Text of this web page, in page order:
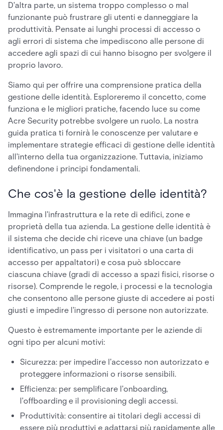
D'altra parte, un sistema troppo complesso o mal
funzionante può frustrare gli utenti e danneggiare la
produttività. Pensate ai lunghi processi di accesso o
agli errori di sistema che impediscono alle persone di
accedere agli spazi di cui hanno bisogno per svolgere il
proprio lavoro.
Siamo qui per offrire una comprensione pratica della
gestione delle identità. Esploreremo il concetto, come
funziona e le migliori pratiche, facendo luce su come
Acre Security potrebbe svolgere un ruolo. La nostra
guida pratica ti fornirà le conoscenze per valutare e
implementare strategie efficaci di gestione delle identità
all'interno della tua organizzazione. Tuttavia, iniziamo
definendone i principi fondamentali.
Che cos'è la gestione delle identità?
Immagina l'infrastruttura e la rete di edifici, zone e
proprietà della tua azienda. La gestione delle identità è
il sistema che decide chi riceve una chiave (un badge
identificativo, un pass per i visitatori o una carta di
accesso per appaltatori) e cosa può sbloccare
ciascuna chiave (gradi di accesso a spazi fisici, risorse o
risorse). Comprende le regole, i processi e la tecnologia
che consentono alle persone giuste di accedere ai posti
giusti e impedire l'ingresso di persone non autorizzate.
Questo è estremamente importante per le aziende di
ogni tipo per alcuni motivi:
Sicurezza: per impedire l'accesso non autorizzato e
proteggere informazioni o risorse sensibili.
Efficienza: per semplificare l'onboarding,
l'offboarding e il provisioning degli accessi.
Produttività: consentire ai titolari degli accessi di
essere più produttivi e adattarsi più rapidamente alle